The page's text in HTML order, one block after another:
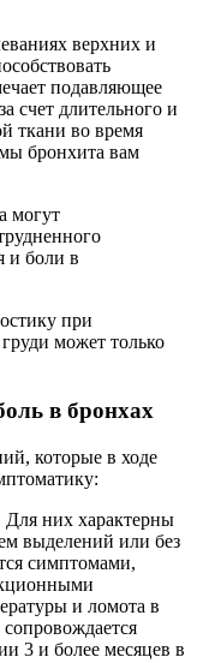
верхних и
подавляющее
счет длительного и
ткани во время
бронхита вам
могут
и боли в
при
может только
в бронхах
которые в ходе
них характерны
выделений или без
симптомами,
и ломота в
3 и более месяцев в